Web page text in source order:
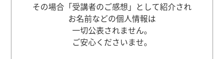
その場合「受講者のご感想」として紹介され
お名前などの個人情報は
一切公表されません。
ご安心くださいませ。